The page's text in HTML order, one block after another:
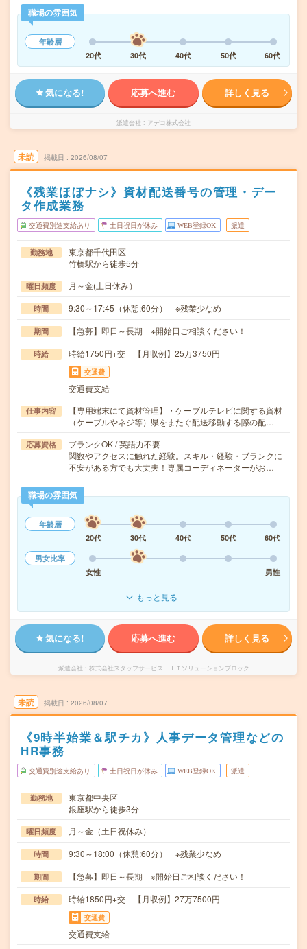
職場の雰囲気
年齢層
20代
30代 40代 50代 60代
気になる! 応募へ進む 詳しく見る
派遣会社 アデコ株式会社
未読 掲載日 2026/08/07
《残業ほぼナシ》資材配送番号の管理・デー
タ作成業務
交通費別途支給あり 土日祝日が休み WEB登録OK 派遣
勤務地
東京都千代田区
竹橋駅から徒歩5分
曜日頻度 月～金(土日休み）
時間 9:30～17:45（休憩:60分） ※残業少なめ
期間 【急募】即日～長期 ※開始日ご相談ください！
時給 時給1750円+交 【月収例】25万3750円
交通費
交通費支給
仕事内容
【専用端末にて資材管理】・ケーブルテレビに関する資材
（ケーブルやネジ等）県をまたぐ配送移動する際の配…
応募資格
ブランクOK / 英語力不要
関数やアクセスに触れた経験。スキル・経験・ブランクに
不安がある方でも大丈夫！専属コーディネーターがお…
職場の雰囲気
年齢層
20代
30代 40代 50代
60代
男女比率
女性
男性
もっと見る
気になる! 応募へ進む 詳しく見る
派遣会社 株式会社スタッフサービス ＩＴソリューションブロック
未読 掲載日 2026/08/07
《9時半始業＆駅チカ》人事データ管理などの
HR事務
交通費別途支給あり 土日祝日が休み WEB登録OK 派遣
勤務地
東京都中央区
銀座駅から徒歩3分
曜日頻度 月～金（土日祝休み）
時間 9:30～18:00（休憩:60分） ※残業少なめ
期間 【急募】即日～長期 ※開始日ご相談ください！
時給 時給1850円+交 【月収例】27万7500円
交通費
交通費支給